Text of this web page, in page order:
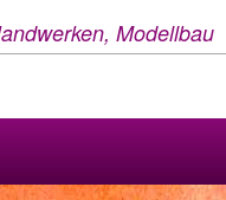
Modellbau